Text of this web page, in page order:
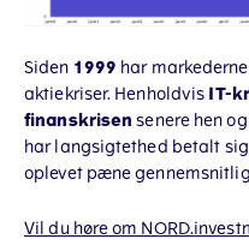
Siden 1999 har
aktiekriser. Henholdvis IT-
finanskrisen senere hen
har langsigtethed betalt
oplevet pæne
Vil du høre om